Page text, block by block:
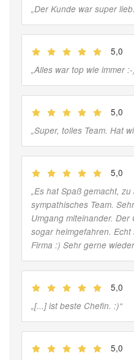
„Der Kunde war super lieb.
5,0
„Alles war top wie immer
5,0
„Super, tolles Team. Hat
5,0
„Es hat Spaß gemacht,
sympathisches Team.
Umgang miteinander. Der
sogar heimgefahren.
Firma :) Sehr gerne
5,0
„[...] ist beste Chefin. :)“
5,0